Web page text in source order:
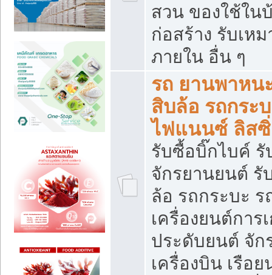
สวน ของใช้ใน
ก่อสร้าง รับเห
ภายใน อื่น ๆ
รถ ยานพาหน
สิบล้อ รถกระ
ไฟแนนซ์ ลิส
รับซื้อบิ๊กไบค์
จักรยานยนต์ รั
ล้อ รถกระบะ
เครื่องยนต์การ
ประดับยนต์ จัก
เครื่องบิน เรือ